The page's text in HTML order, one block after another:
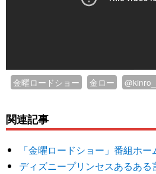
金曜ロードショー 金ロー
関連記事
「金曜ロードショー」番組ホー
ディズニープリンセスあるある